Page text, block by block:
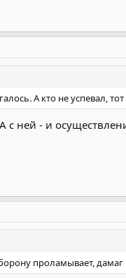
А кто не успевал,
с ней - и
проламывает,